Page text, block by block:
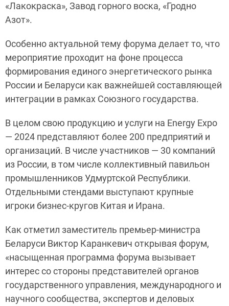
«Лакокраска», Завод горного воска, «Гродно
Азот».
Особенно актуальной тему форума делает то, что
мероприятие проходит на фоне процесса
формирования единого энергетического рынка
России и Беларуси как важнейшей составляющей
интеграции в рамках Союзного государства.
В целом свою продукцию и услуги на Energy Expo
— 2024 представляют более 200 предприятий и
организаций. В числе участников — 30 компаний
из России, в том числе коллективный павильон
промышленников Удмуртской Республики.
Отдельными стендами выступают крупные
игроки бизнес-кругов Китая и Ирана.
Как отметил заместитель премьер-министра
Беларуси Виктор Каранкевич открывая форум,
«насыщенная программа форума вызывает
интерес со стороны представителей органов
государственного управления, международного и
научного сообщества, экспертов и деловых